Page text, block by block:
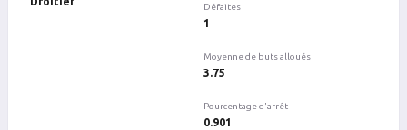
Défaites
1
Moyenne de buts alloués
3.75
Pourcentage d'arrêt
0.901